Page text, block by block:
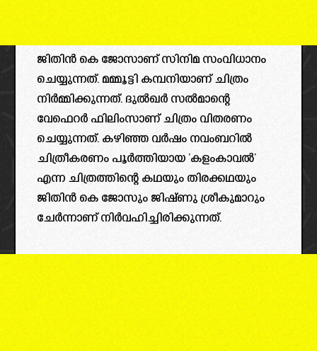
ജിതിൻ കെ ജോസാണ് സിനിമ സംവിധാനം
ചെയ്യുന്നത്. മമ്മൂട്ടി കമ്പനിയാണ് ചിത്രം
നിർമ്മിക്കുന്നത്. ദുൽഖർ സൽമാന്റെ
വേഫെറർ ഫിലിംസാണ് ചിത്രം വിതരണം
ചെയ്യുന്നത്. കഴിഞ്ഞ വർഷം നവംബറിൽ
ചിത്രീകരണം പൂർത്തിയായ ‘കളംകാവൽ’
എന്ന ചിത്രത്തിന്റെ കഥയും തിരക്കഥയും
ജിതിൻ കെ ജോസും ജിഷ്ണു ശ്രീകുമാറും
ചേർന്നാണ് നിർവഹിച്ചിരിക്കുന്നത്.